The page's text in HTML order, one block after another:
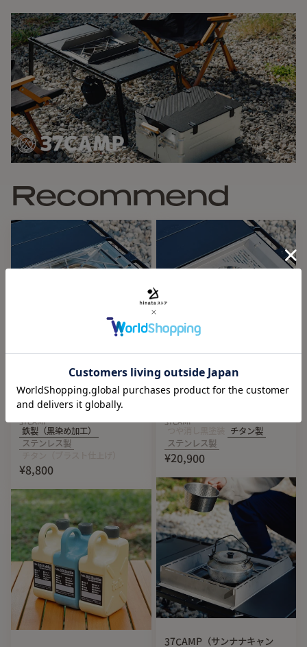
Recommend
37CAMP（サンナナキャン
プ） フラット五徳
37CAMP
鉄製（黒染め加工）
ステンレス製
¥8,800
Restock
37CAMP（サンナナキャン
37CAMP
チタン製
ステンレス製
¥20,900
37CAMP（サンナナキャン